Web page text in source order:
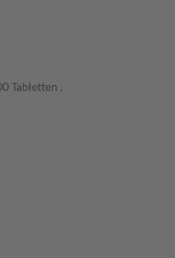
Tabletten .